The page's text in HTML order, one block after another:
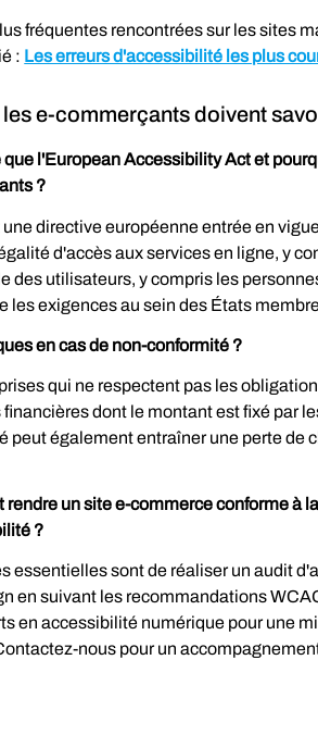
fréquentes rencontrées sur les sites
: Les erreurs d'accessibilité les plus
les e-commerçants doivent
l'European Accessibility Act et
?
une directive européenne entrée en
d'accès aux services en ligne, y
des utilisateurs, y compris les
les exigences au sein des États
en cas de non-conformité ?
qui ne respectent pas les
dont le montant est fixé par
peut également entraîner une perte de
rendre un site e-commerce conforme à
?
essentielles sont de réaliser un audit
en suivant les recommandations
en accessibilité numérique pour une
nous pour un